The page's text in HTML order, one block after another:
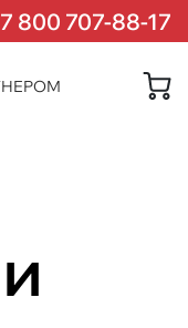
800 707-88-17